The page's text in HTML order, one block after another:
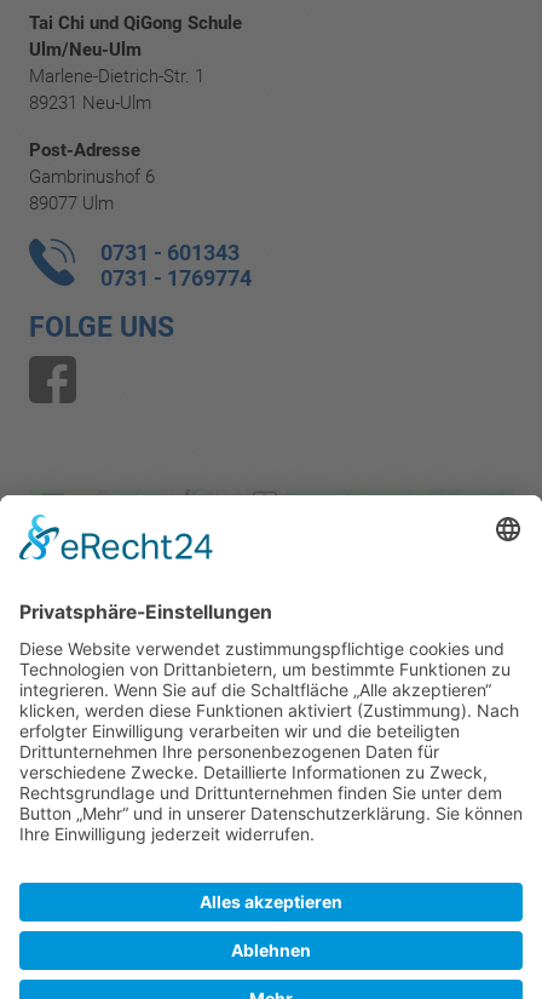
Tai Chi und QiGong Schule
Ulm/Neu-Ulm
Marlene-Dietrich-Str. 1
89231 Neu-Ulm
Post-Adresse
Gambrinushof 6
89077 Ulm
0731 - 601343
0731 - 1769774
FOLGE UNS
Wir benötigen Ihre Zustimmung,
laden!
Wir verwenden einen Service eines
Drittanbieters, um Karteninhalte
einzubetten. Dieser Service kann Daten zu
Ihren Aktivitäten sammeln. Bitte lesen Sie
die Details durch und stimmen Sie der
Nutzung des Service zu, um diese Karte
anzuzeigen.
Akzeptieren
powered byUsercentrics Consent
© 2020 - 2026 Tai Chi und QiGong Schule Ulm / Neu Ulm. Alle
Rechte vorbehalten.